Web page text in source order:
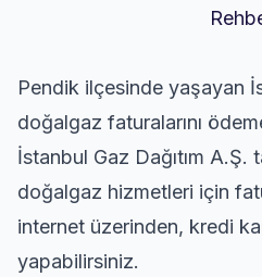
Pendik ilçesinde yaşayan
doğalgaz faturalarını
İstanbul Gaz Dağıtım A.Ş.
doğalgaz hizmetleri için
internet üzerinden, kredi
yapabilirsiniz.